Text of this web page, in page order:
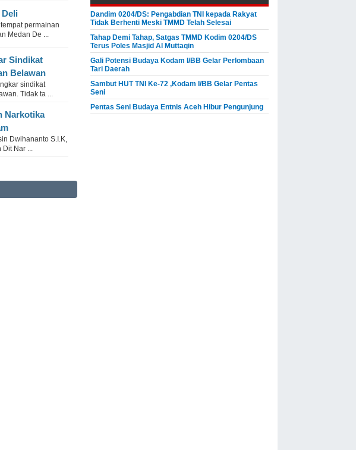
permainan
Medan De ...
Sindikat
Belawan
sindikat
Tidak ta ...
Narkotika
Dwihananto S.I.K,
Nar ...
Dandim 0204/DS: Pengabdian TNI kepada Rakyat
Tidak Berhenti Meski ​TMMD Telah Selesai
Tahap Demi Tahap, Satgas TMMD Kodim 0204/DS
Terus Poles Masjid Al Muttaqin
Gali Potensi Budaya Kodam I/BB Gelar Perlombaan
Tari Daerah
Sambut HUT TNI Ke-72 ,Kodam I/BB Gelar Pentas
Seni
Pentas Seni Budaya Entnis Aceh Hibur Pengunjung